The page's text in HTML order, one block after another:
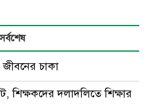
সর্বশেষ
চাকা
শিক্ষকদের দলাদলিতে শিক্ষার